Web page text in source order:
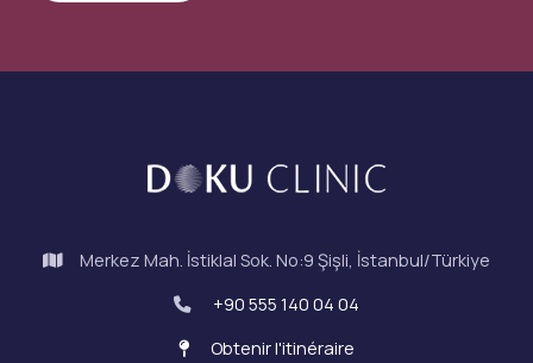
Merkez Mah. İstiklal Sok. No:9 Şişli, İstanbul/Türkiye
+90 555 140 04 04
Obtenir l'itinéraire